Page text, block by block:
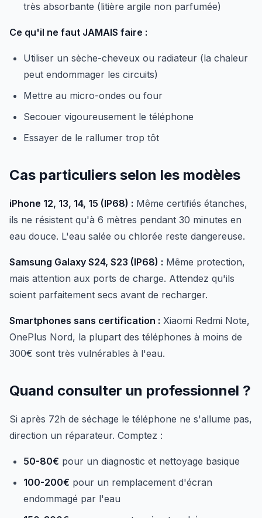
très absorbante (litière argile non parfumée)
Ce qu'il ne faut JAMAIS faire :
Utiliser un sèche-cheveux ou radiateur (la chaleur
peut endommager les circuits)
Mettre au micro-ondes ou four
Secouer vigoureusement le téléphone
Essayer de le rallumer trop tôt
Cas particuliers selon les modèles
iPhone 12, 13, 14, 15 (IP68) : Même certifiés étanches,
ils ne résistent qu'à 6 mètres pendant 30 minutes en
eau douce. L'eau salée ou chlorée reste dangereuse.
Samsung Galaxy S24, S23 (IP68) : Même protection,
mais attention aux ports de charge. Attendez qu'ils
soient parfaitement secs avant de recharger.
Smartphones sans certification : Xiaomi Redmi Note,
OnePlus Nord, la plupart des téléphones à moins de
300€ sont très vulnérables à l'eau.
Quand consulter un professionnel ?
Si après 72h de séchage le téléphone ne s'allume pas,
direction un réparateur. Comptez :
50-80€ pour un diagnostic et nettoyage basique
100-200€ pour un remplacement d'écran
endommagé par l'eau